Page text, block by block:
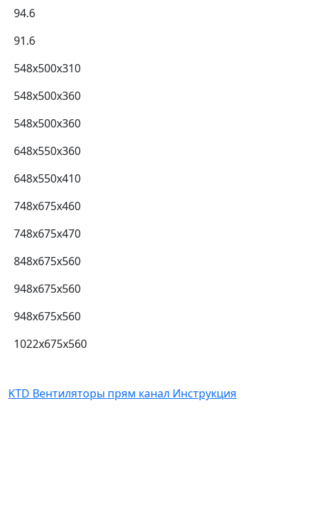
94.6
91.6
548x500x310
548x500x360
548x500x360
648x550x360
648x550x410
748x675x460
748x675x470
848x675x560
948x675x560
948x675x560
1022x675x560
KTD Вентиляторы прям канал Инструкция